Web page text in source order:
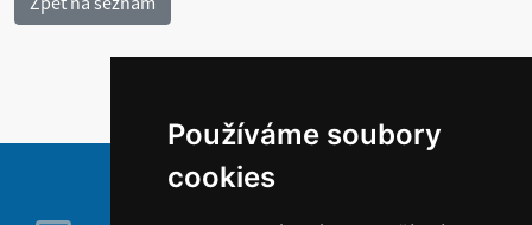
Používáme soubory
cookies